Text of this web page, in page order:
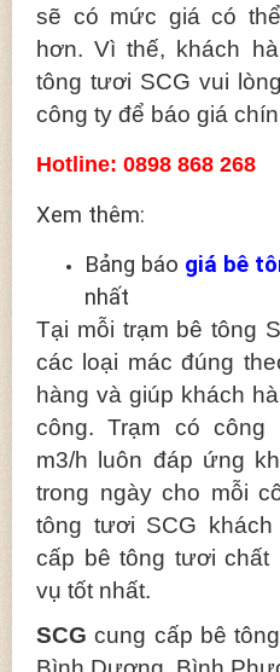
sẽ có mức giá có
hơn. Vì thế, khách
tông tươi SCG vui
công ty để báo giá
Hotline: 0898 868 268
Xem thêm:
Bảng báo giá bê
nhất
Tại mỗi trạm bê tông
các loại mác đúng
hàng và giúp khách
công. Trạm có công
m3/h luôn đáp ứng
trong ngày cho mỗi
tông tươi SCG
cấp bê tông tươi
vụ tốt nhất.
SCG cung cấp bê